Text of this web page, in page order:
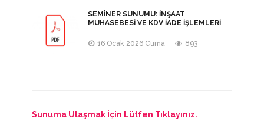
SEMINER SUNUMU: İNŞAAT
MUHASEBESI VE KDV İADE İŞLEMLERI
16 Ocak 2026 Cuma 893
Sunuma Ulaşmak İçin Lütfen Tıklayınız.